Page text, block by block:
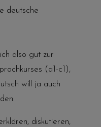
deutsche
also gut zur
(a1-c1),
will ja auch
diskutieren,